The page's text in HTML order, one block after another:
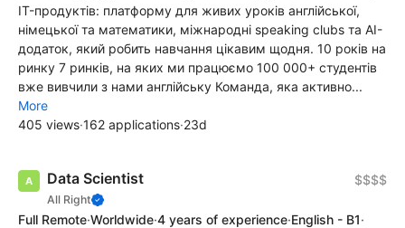
IT-продуктів: платформу для живих уроків англійської,
німецької та математики, міжнародні speaking clubs та AI-
додаток, який робить навчання цікавим щодня. 10 років на
ринку 7 ринків, на яких ми працюємо 100 000+ студентів
вже вивчили з нами англійську Команда, яка активно...
More
405 views·162 applications·23d
Data Scientist
All Right
$$$$
Full Remote·Worldwide·4 years of experience·English - B1·